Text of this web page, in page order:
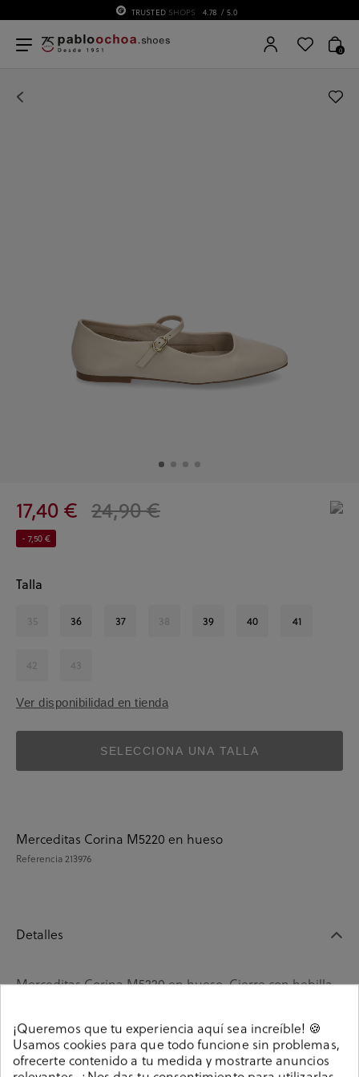
TRUSTED SHOPS 4.78 / 5.0
0
17,40 € 24,90 €
- 7,50 €
Talla
35 36 37 38 39 40 41
42 43
Ver disponibilidad en tienda
SELECCIONA UNA TALLA
Merceditas Corina M5220 en hueso
Referencia213976
Detalles
Merceditas Corina M5220 en hueso. Cierre con hebilla
China
Referencia213976
¡Queremos que tu experiencia aquí sea increíble! 🍪
Usamos cookies para que todo funcione sin problemas,
ofrecerte contenido a tu medida y mostrarte anuncios